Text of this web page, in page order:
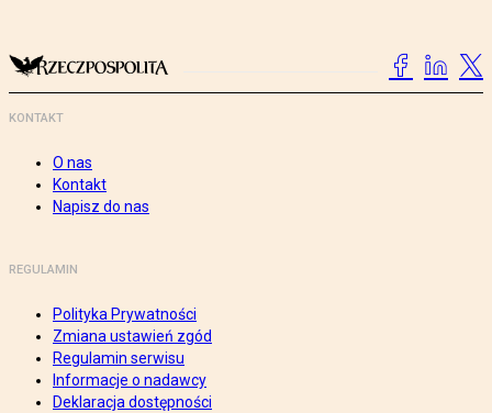
KONTAKT
O nas
Kontakt
Napisz do nas
REGULAMIN
Polityka Prywatności
Zmiana ustawień zgód
Regulamin serwisu
Informacje o nadawcy
Deklaracja dostępności